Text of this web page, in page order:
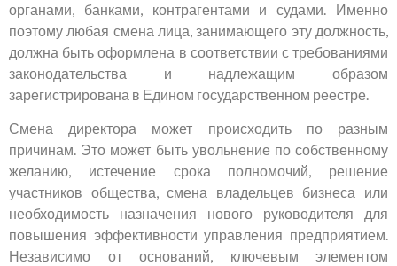
органами, банками, контрагентами и судами. Именно
поэтому любая смена лица, занимающего эту должность,
должна быть оформлена в соответствии с требованиями
законодательства и надлежащим образом
зарегистрирована в Едином государственном реестре.
Смена директора может происходить по разным
причинам. Это может быть увольнение по собственному
желанию, истечение срока полномочий, решение
участников общества, смена владельцев бизнеса или
необходимость назначения нового руководителя для
повышения эффективности управления предприятием.
Независимо от оснований, ключевым элементом